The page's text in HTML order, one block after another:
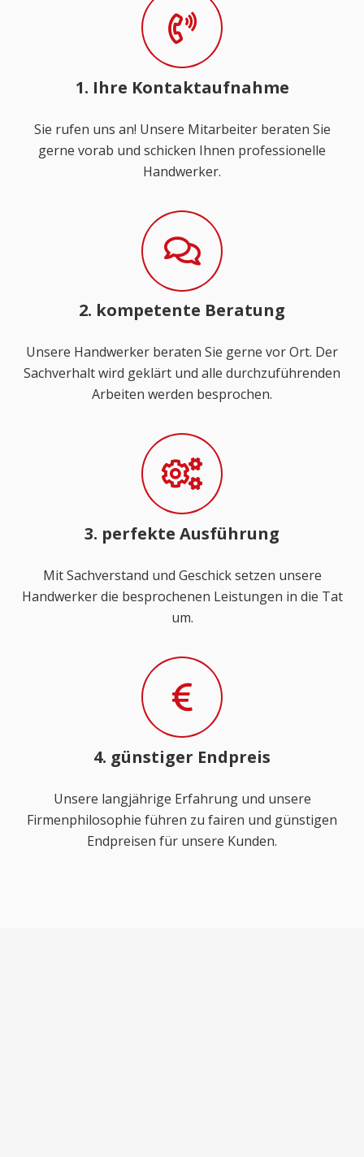
1. Ihre Kontaktaufnahme
Sie rufen uns an! Unsere Mitarbeiter beraten Sie
gerne vorab und schicken Ihnen professionelle
Handwerker.
2. kompetente Beratung
Unsere Handwerker beraten Sie gerne vor Ort. Der
Sachverhalt wird geklärt und alle durchzuführenden
Arbeiten werden besprochen.
3. perfekte Ausführung
Mit Sachverstand und Geschick setzen unsere
Handwerker die besprochenen Leistungen in die Tat
um.
4. günstiger Endpreis
Unsere langjährige Erfahrung und unsere
Firmenphilosophie führen zu fairen und günstigen
Endpreisen für unsere Kunden.